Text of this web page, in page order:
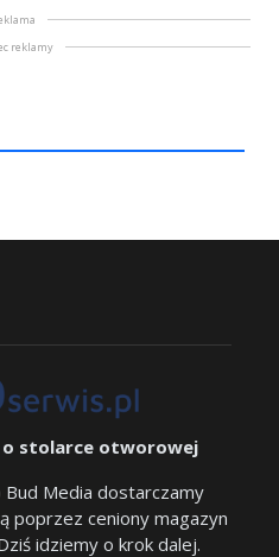
reklamy
stolarce otworowej
Media dostarczamy
poprzez ceniony magazyn
idziemy o krok dalej.